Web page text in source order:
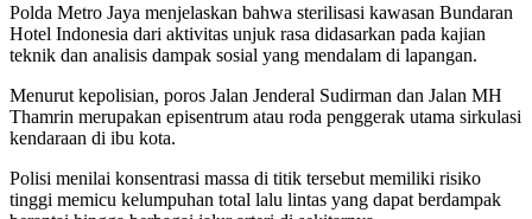
Polda Metro Jaya menjelaskan bahwa sterilisasi kawasan Bundaran
Hotel Indonesia dari aktivitas unjuk rasa didasarkan pada kajian
teknik dan analisis dampak sosial yang mendalam di lapangan.
Menurut kepolisian, poros Jalan Jenderal Sudirman dan Jalan MH
Thamrin merupakan episentrum atau roda penggerak utama sirkulasi
kendaraan di ibu kota.
Polisi menilai konsentrasi massa di titik tersebut memiliki risiko
tinggi memicu kelumpuhan total lalu lintas yang dapat berdampak